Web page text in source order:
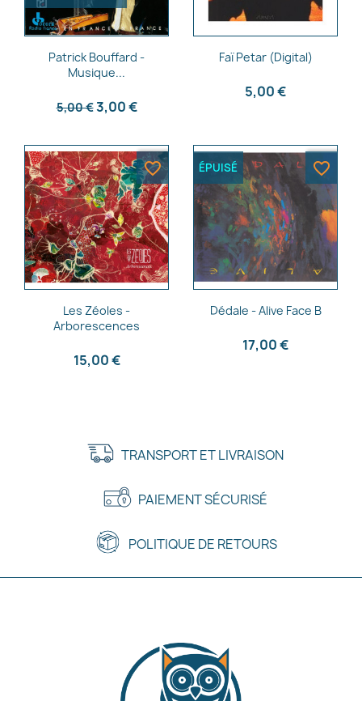
Aperçu rapide
Patrick Bouffard -
Musique...
5,00 €3,00 €
Aperçu rapide
Faï Petar (Digital)
5,00 €
Aperçu rapide
Les Zéoles -
Arborescences
15,00 €
favorite_border
Aperçu rapide
Dédale - Alive Face B
17,00 €
ÉPUISÉ favorite_border
TRANSPORT ET LIVRAISON
PAIEMENT SÉCURISÉ
POLITIQUE DE RETOURS